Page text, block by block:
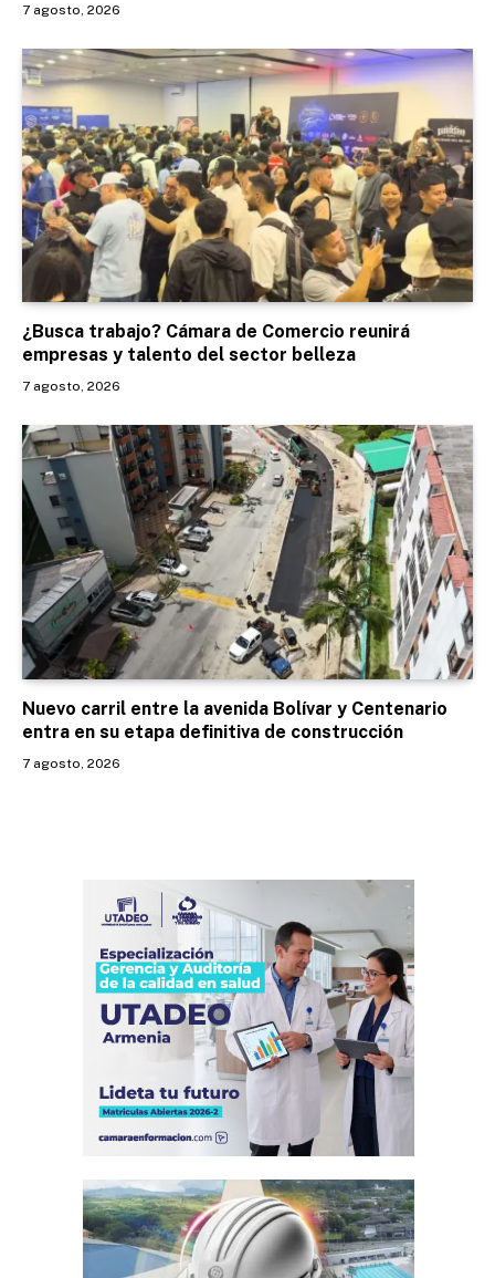
7 agosto, 2026
¿Busca trabajo? Cámara de Comercio reunirá
empresas y talento del sector belleza
7 agosto, 2026
Nuevo carril entre la avenida Bolívar y Centenario
entra en su etapa definitiva de construcción
7 agosto, 2026